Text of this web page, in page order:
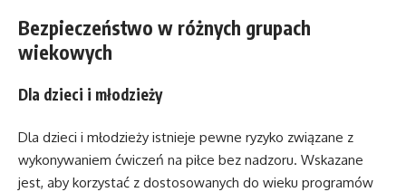
Bezpieczeństwo w różnych grupach
wiekowych
Dla dzieci i młodzieży
Dla dzieci i młodzieży istnieje pewne ryzyko związane z
wykonywaniem ćwiczeń na piłce bez nadzoru. Wskazane
jest, aby korzystać z dostosowanych do wieku programów